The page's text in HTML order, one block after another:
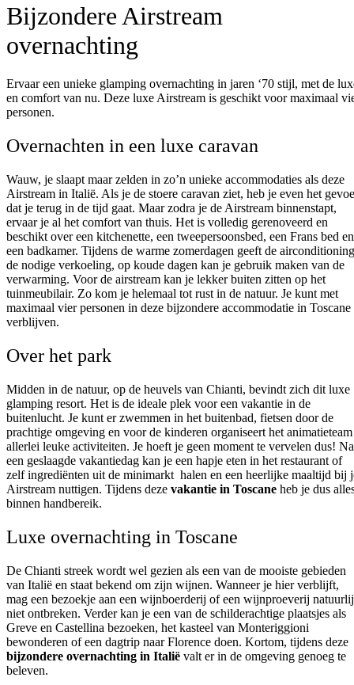
Bijzondere Airstream
overnachting
Ervaar een unieke glamping overnachting in jaren ‘70 stijl, met de
en comfort van nu. Deze luxe Airstream is geschikt voor maximaal
personen.
Overnachten in een luxe caravan
Wauw, je slaapt maar zelden in zo’n unieke accommodaties als deze
Airstream in Italië. Als je de stoere caravan ziet, heb je even het
dat je terug in de tijd gaat. Maar zodra je de Airstream binnenstapt,
ervaar je al het comfort van thuis. Het is volledig gerenoveerd en
beschikt over een kitchenette, een tweepersoonsbed, een Frans bed en
een badkamer. Tijdens de warme zomerdagen geeft de airconditioning
de nodige verkoeling, op koude dagen kan je gebruik maken van de
verwarming. Voor de airstream kan je lekker buiten zitten op het
tuinmeubilair. Zo kom je helemaal tot rust in de natuur. Je kunt met
maximaal vier personen in deze bijzondere accommodatie in Toscane
verblijven.
Over het park
Midden in de natuur, op de heuvels van Chianti, bevindt zich dit luxe
glamping resort. Het is de ideale plek voor een vakantie in de
buitenlucht. Je kunt er zwemmen in het buitenbad, fietsen door de
prachtige omgeving en voor de kinderen organiseert het animatieteam
allerlei leuke activiteiten. Je hoeft je geen moment te vervelen dus! Na
een geslaagde vakantiedag kan je een hapje eten in het restaurant of
zelf ingrediënten uit de minimarkt halen en een heerlijke maaltijd bij
Airstream nuttigen. Tijdens deze vakantie in Toscane heb je dus
binnen handbereik.
Luxe overnachting in Toscane
De Chianti streek wordt wel gezien als een van de mooiste gebieden
van Italië en staat bekend om zijn wijnen. Wanneer je hier verblijft,
mag een bezoekje aan een wijnboerderij of een wijnproeverij
niet ontbreken. Verder kan je een van de schilderachtige plaatsjes als
Greve en Castellina bezoeken, het kasteel van Monteriggioni
bewonderen of een dagtrip naar Florence doen. Kortom, tijdens deze
bijzondere overnachting in Italië valt er in de omgeving genoeg te
beleven.